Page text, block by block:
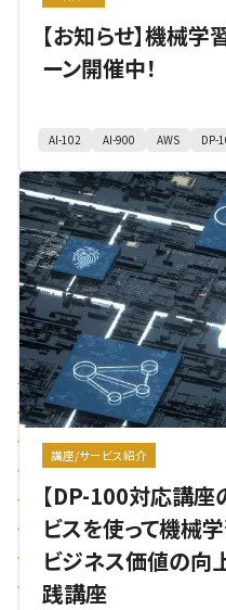
【お知らせ】機械
ーン開催中！
AI-102 AI-900 AWS DP-
講座/サービス紹介
【DP-100対応講座
ビスを使って機械
ビジネス価値の向
践講座